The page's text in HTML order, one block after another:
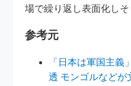
場で繰り返し表面化しそ
参考元
「日本は軍国主義
透 モンゴルなどが